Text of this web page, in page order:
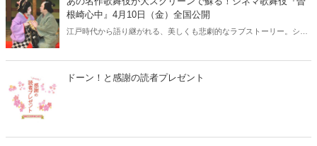
根崎心中』4月10日（金）全国公開
江戸時代から語り継がれる、美しくも悲劇的なラブストーリー。シネ
中村鴈治郎による珠玉の舞台を、映画館の大スクリーンで堪能できる
貴重な機会です。さらに、話題となった映画『国宝』でも注目を集め
ドーン！と感謝の読者プレゼント